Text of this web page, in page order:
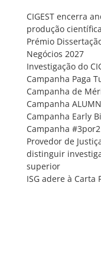
CIGEST encerra
produção
Prémio
Negócios 2027
Investigação do
Campanha Paga
Campanha de
Campanha
Campanha Early
Campanha #3por2
Provedor de
distinguir
superior
ISG adere à